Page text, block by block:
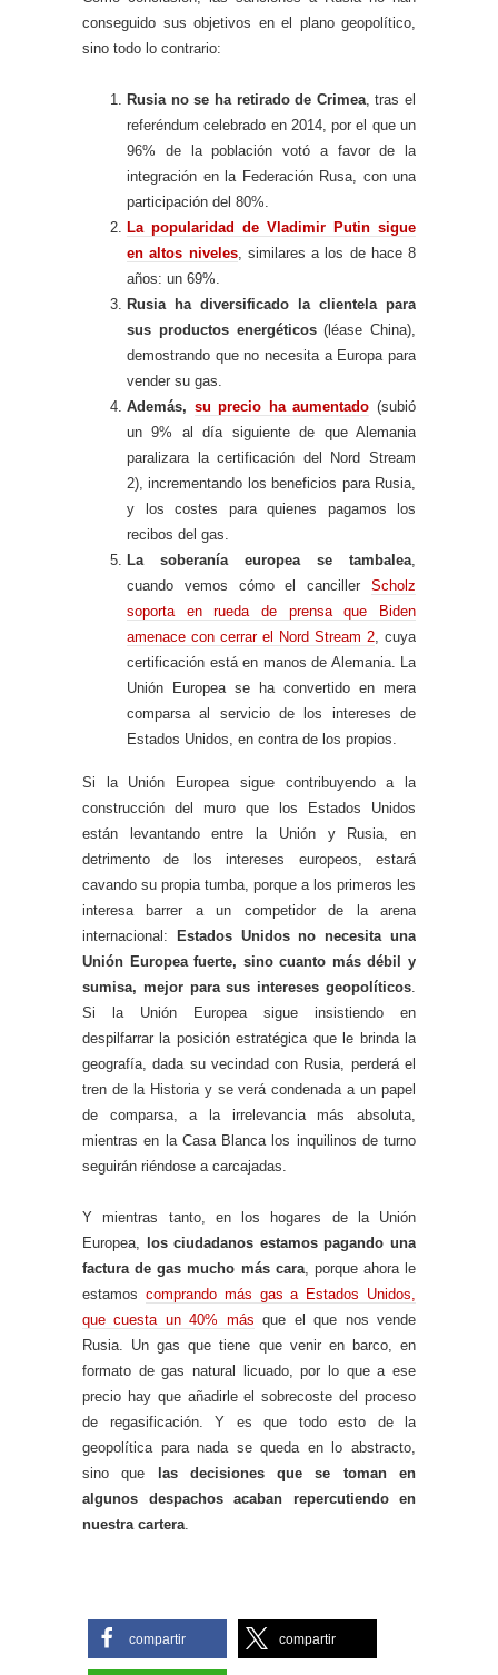
conseguido sus objetivos en el plano geopolítico,
sino todo lo contrario:
Rusia no se ha retirado de Crimea, tras el
referéndum celebrado en 2014, por el que un
96% de la población votó a favor de la
integración en la Federación Rusa, con una
participación del 80%.
La popularidad de Vladimir Putin sigue
en altos niveles, similares a los de hace 8
años: un 69%.
Rusia ha diversificado la clientela para
sus productos energéticos(léase China),
demostrando que no necesita a Europa para
vender su gas.
Además, su precio ha aumentado (subió
un 9% al día siguiente de que Alemania
paralizara la certificación del Nord Stream
2), incrementando los beneficios para Rusia,
y los costes para quienes pagamos los
recibos del gas.
La soberanía europea se tambalea,
cuando vemos cómo el canciller Scholz
soporta en rueda de prensa que Biden
amenace con cerrar el Nord Stream 2, cuya
certificación está en manos de Alemania. La
Unión Europea se ha convertido en mera
comparsa al servicio de los intereses de
Estados Unidos, en contra de los propios.
Si la Unión Europea sigue contribuyendo a la
construcción del muro que los Estados Unidos
están levantando entre la Unión y Rusia, en
detrimento de los intereses europeos, estará
cavando su propia tumba, porque a los primeros les
interesa barrer a un competidor de la arena
internacional:
Estados Unidos no necesita una
Unión Europea fuerte, sino cuanto más débil y
sumisa, mejor para sus intereses geopolíticos.
Si la Unión Europea sigue insistiendo en
despilfarrar la posición estratégica que le brinda la
geografía, dada su vecindad con Rusia, perderá el
tren de la Historia y se verá condenada a un papel
de comparsa, a la irrelevancia más absoluta,
mientras en la Casa Blanca los inquilinos de turno
seguirán riéndose a carcajadas.
Y mientras tanto, en los hogares de la Unión
Europea,
los ciudadanos estamos pagando una
factura de gas mucho más cara, porque ahora le
estamos comprando más gas a Estados Unidos,
que cuesta un 40% más que el que nos vende
Rusia. Un gas que tiene que venir en barco, en
formato de gas natural licuado, por lo que a ese
precio hay que añadirle el sobrecoste del proceso
de regasificación. Y es que todo esto de la
geopolítica para nada se queda en lo abstracto,
sino que
las decisiones que se toman en
algunos despachos acaban repercutiendo en
nuestra cartera.
compartir compartir